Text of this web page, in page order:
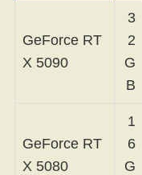
GeForce RT
X 5090
3
2
G
B
GeForce RT
X 5080
1
6
G